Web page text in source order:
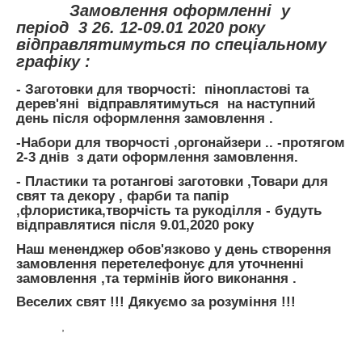
Замовлення оформленні у
період 3 26. 12-09.01 2020 року
відправлятимуться по спеціальному
графіку :
- Заготовки для творчості: пінопластові та
дерев'яні відправлятимуться на наступний
день після оформлення замовлення .
-Набори для творчості ,оргонайзери .. -протягом
2-3 днів з дати оформлення замовлення.
- Пластики та ротангові заготовки ,Товари для
свят та декору , фарби та папір
,флористика,творчість та рукоділля - будуть
відправлятися після 9.01,2020 року
Наш мененджер обов'язково у день створення
замовлення перетелефонує для уточненні
замовлення ,та термінів його виконання .
Веселих свят !!! Дякуємо за розуміння !!!